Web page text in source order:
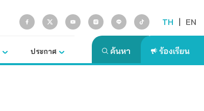
TH | EN
ประกาศ